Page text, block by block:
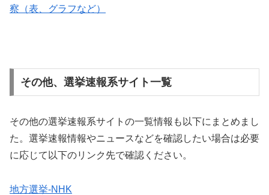
察（表、グラフなど）
その他、選挙速報系サイト一覧
その他の選挙速報系サイトの一覧情報も以下にまとめまし
た。選挙速報情報やニュースなどを確認したい場合は必要
に応じて以下のリンク先で確認ください。
地方選挙-NHK